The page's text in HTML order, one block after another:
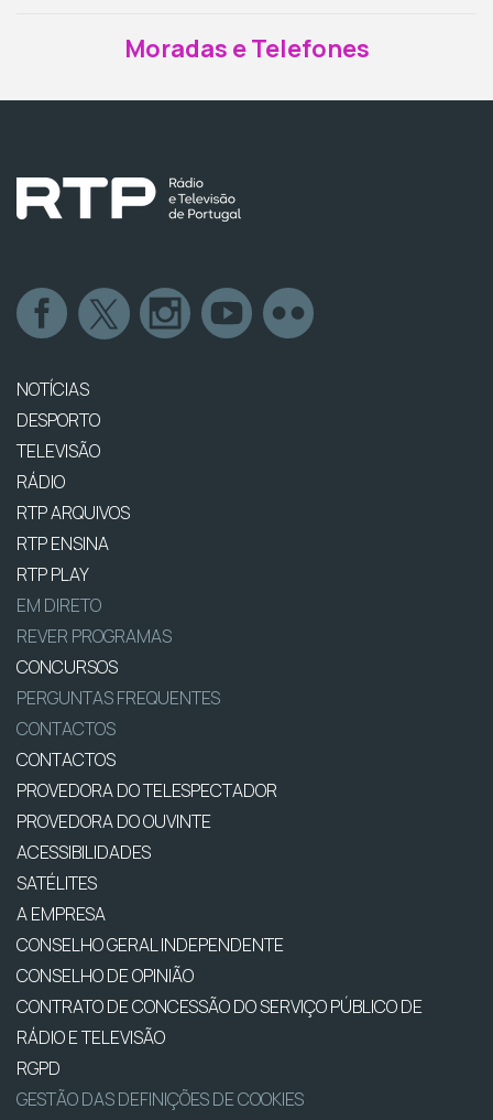
Moradas e Telefones
NOTÍCIAS
DESPORTO
TELEVISÃO
RÁDIO
RTP ARQUIVOS
RTP ENSINA
RTP PLAY
EM DIRETO
REVER PROGRAMAS
CONCURSOS
PERGUNTAS FREQUENTES
CONTACTOS
CONTACTOS
PROVEDORA DO TELESPECTADOR
PROVEDORA DO OUVINTE
ACESSIBILIDADES
SATÉLITES
A EMPRESA
CONSELHO GERAL INDEPENDENTE
CONSELHO DE OPINIÃO
CONTRATO DE CONCESSÃO DO SERVIÇO PÚBLICO DE
RÁDIO E TELEVISÃO
RGPD
GESTÃO DAS DEFINIÇÕES DE COOKIES